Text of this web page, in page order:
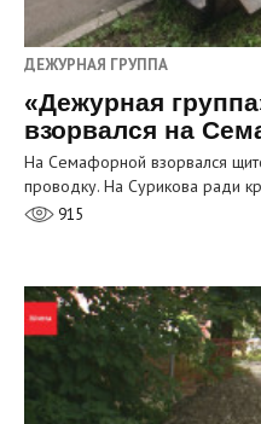
ДЕЖУРНАЯ ГРУППА
«Дежурная
взорвался на
На Семафорной взорвался
проводку. На Сурикова ради
915